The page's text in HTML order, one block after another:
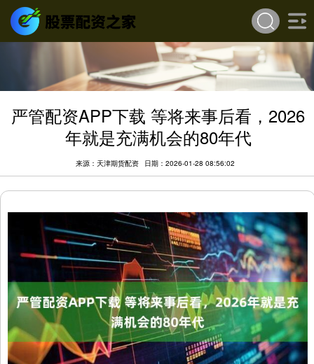
严管配资APP下载 等将来事后看，2026
年就是充满机会的80年代
来源：天津期货配资 日期：2026-01-28 08:56:02